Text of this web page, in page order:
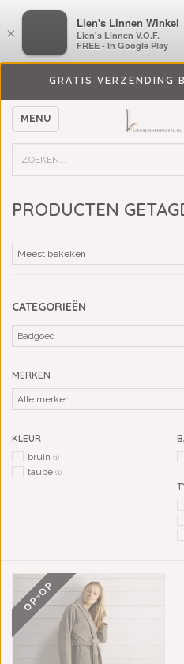
GRATIS VERZENDING
MENU
PRODUCTEN
CATEGORIEËN
MERKEN
KLEUR
bruin (1)
taupe (1)
OP=OP
×
LiensLinnenwinkel.nl
Lien's Linnen V.O.F.
FREE - In Google Play
×
Lien's Linnen Winkel
Lien's Linnen V.O.F.
FREE - In Google Play